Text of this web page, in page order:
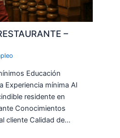
–
Educación
Experiencia mínima Al
residente en
Conocimientos
cliente Calidad de…